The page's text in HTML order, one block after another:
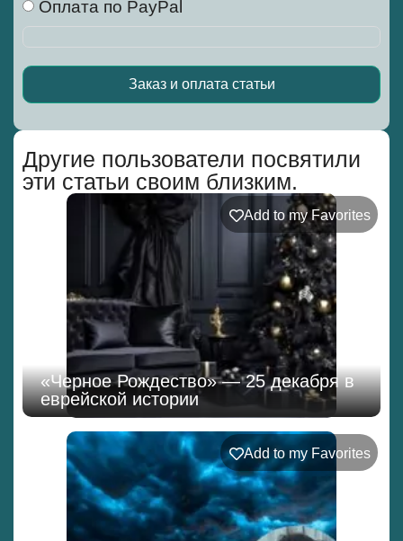
Другие пользователи посвятили
эти статьи своим близким.
Add to my Favorites
«Черное Рождество» — 25 декабря в
еврейской истории
Add to my Favorites
Оплата по PayPal
Заказ и оплата статьи
Alternative: